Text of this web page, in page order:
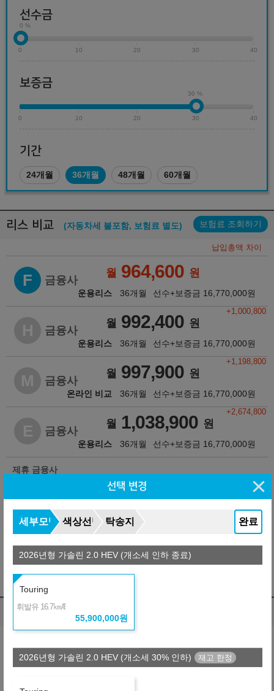
선수금
0 %
0 10 20 30 40
보증금
30 %
0 10 20 30 40
기간
24개월 36개월 48개월 60개월
리스 비교 (자동차세 불포함, 보험료 별도) 보험료 조회하기
납입총액 차이
F 금융사
운용리스
월 964,600 원
36개월 선수+보증금 16,770,000원
금융사
운용리스
월 992,400 원
+1,000,800
36개월 선수+보증금 16,770,000원
금융사
온라인 비교
월 997,900 원
+1,198,800
36개월 선수+보증금 16,770,000원
금융사
운용리스
월 1,038,900 원
+2,674,800
36개월 선수+보증금 16,770,000원
제휴 금융사
※ 자동차세 :518,180원/년 (리스료에 불포함됨)
※ 보험료 : 개인별로 다름
※ 자세한 사항은 견적서를 참조하시기 바랍니다.
렌트 비교 (자동차세 포함, 보험료 포함)
※ 약정거리 : 2만km/년
※ 보험 : 대인 무한, 대물 1억, 26세이상
선택 변경
세부모델 색상선택 탁송지역 완료
2026년형 가솔린 2.0 HEV (개소세 인하 종료)
Touring
휘발유 16.7㎞/ℓ
55,900,000원
2026년형 가솔린 2.0 HEV (개소세 30% 인하)